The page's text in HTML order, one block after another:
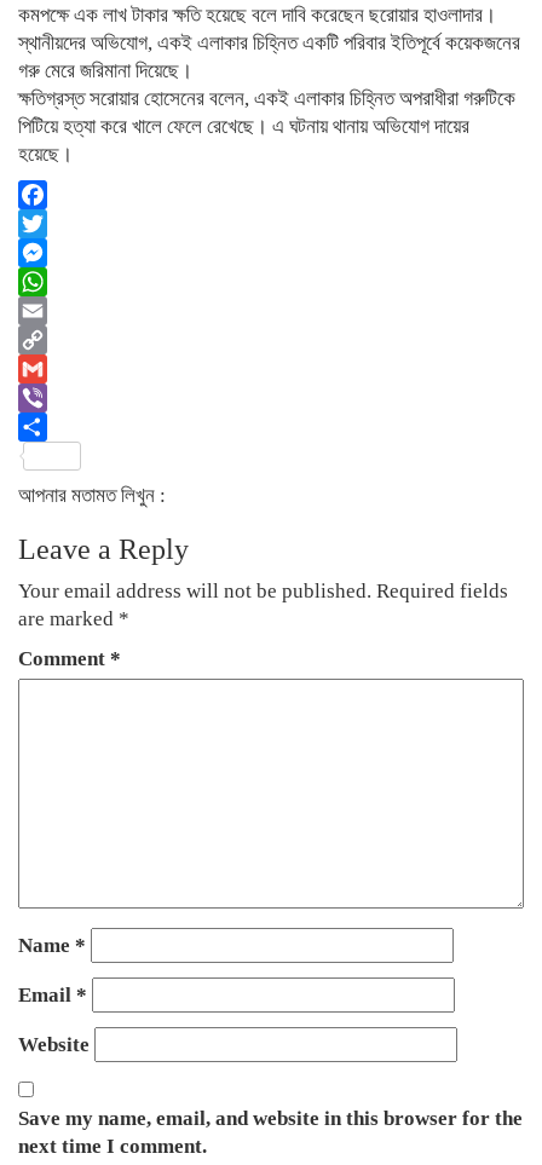
কমপক্ষে এক লাখ টাকার ক্ষতি হয়েছে বলে দাবি করেছেন ছরোয়ার হাওলাদার।
স্থানীয়দের অভিযোগ, একই এলাকার চিহ্নিত একটি পরিবার ইতিপূর্বে কয়েকজনের
গরু মেরে জরিমানা দিয়েছে।
ক্ষতিগ্রস্ত সরোয়ার হোসেনের বলেন, একই এলাকার চিহ্নিত অপরাধীরা গরুটিকে
পিটিয়ে হত্যা করে খালে ফেলে রেখেছে। এ ঘটনায় থানায় অভিযোগ দায়ের
হয়েছে।
Facebook
Twitter
Messenger
WhatsApp
Email
Copy
Link
Gmail
Viber
আপনার মতামত লিখুন :
Leave a Reply
Your email address will not be published. Required fields
are marked *
Comment *
Name *
Email *
Website
Save my name, email, and website in this browser for the
next time I comment.